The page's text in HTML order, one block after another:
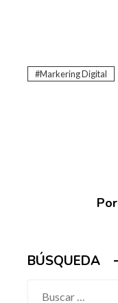
Markering Digital
BÚSQUEDA